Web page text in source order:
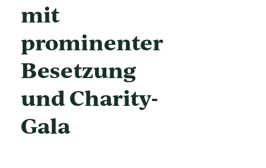
mit
prominenter
Besetzung
und Charity-
Gala